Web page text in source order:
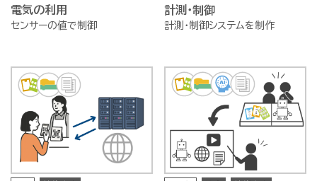
電気の利用
センサーの値で制御
計測・制御
計測・制御システムを制作